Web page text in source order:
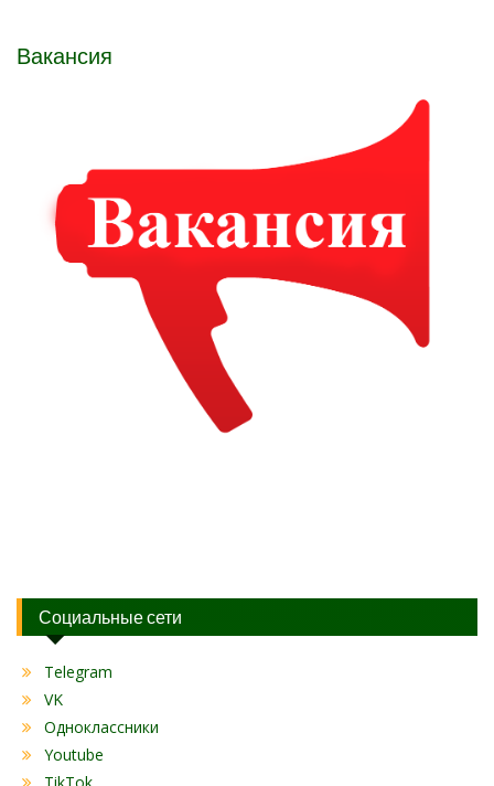
Вакансия
Социальные сети
Telegram
VK
Одноклассники
Youtube